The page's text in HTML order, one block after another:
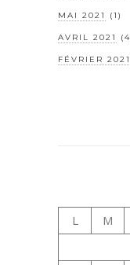
MAI 2021 (1)
AVRIL 2021
FÉVRIER 2021
L M